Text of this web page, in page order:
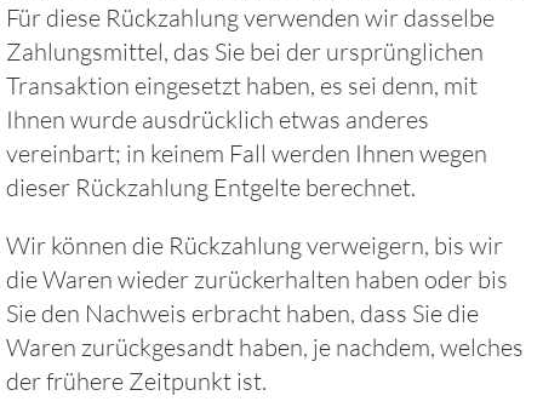
Für diese Rückzahlung verwenden wir dasselbe
Zahlungsmittel, das Sie bei der ursprünglichen
Transaktion eingesetzt haben, es sei denn, mit
Ihnen wurde ausdrücklich etwas anderes
vereinbart; in keinem Fall werden Ihnen wegen
dieser Rückzahlung Entgelte berechnet.
Wir können die Rückzahlung verweigern, bis wir
die Waren wieder zurückerhalten haben oder bis
Sie den Nachweis erbracht haben, dass Sie die
Waren zurückgesandt haben, je nachdem, welches
der frühere Zeitpunkt ist.